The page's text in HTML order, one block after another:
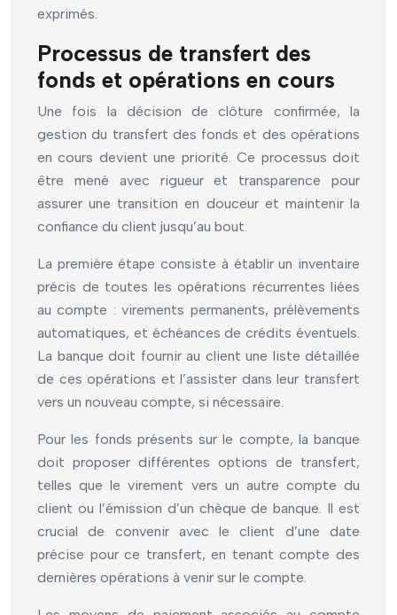
exprimés.
Processus de transfert des
fonds et opérations en cours
Une fois la décision de clôture confirmée, la
gestion du transfert des fonds et des opérations
en cours devient une priorité. Ce processus doit
être mené avec rigueur et transparence pour
assurer une transition en douceur et maintenir la
confiance du client jusqu’au bout.
La première étape consiste à établir un inventaire
précis de toutes les opérations récurrentes liées
au compte : virements permanents, prélèvements
automatiques, et échéances de crédits éventuels.
La banque doit fournir au client une liste détaillée
de ces opérations et l’assister dans leur transfert
vers un nouveau compte, si nécessaire.
Pour les fonds présents sur le compte, la banque
doit proposer différentes options de transfert,
telles que le virement vers un autre compte du
client ou l’émission d’un chèque de banque. Il est
crucial de convenir avec le client d’une date
précise pour ce transfert, en tenant compte des
dernières opérations à venir sur le compte.